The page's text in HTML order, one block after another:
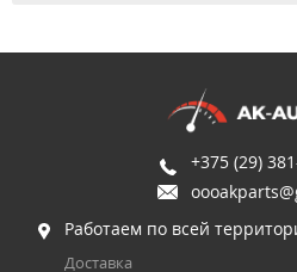
+375 (29)
Работаем по всей
Доставка